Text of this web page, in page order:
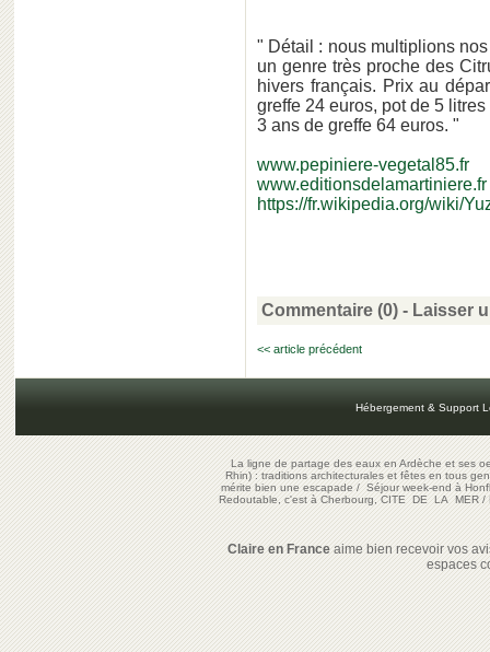
" Détail : nous multiplions
un genre très proche des
hivers français. Prix au
greffe 24 euros, pot de 5
3 ans de greffe 64 euros. "
www.pepiniere-vegetal85.fr
www.editionsdelamartiniere.fr
https://fr.wikipedia.org/wiki/
Commentaire (0) - Laisser
<< article précédent
Hébergement & Support
La ligne de partage des eaux en Ardèche et ses
Rhin) : traditions architecturales et fêtes en tous
mérite bien une escapade/Séjour week-end à
Redoutable, c'est à Cherbourg, CITE DE LA MER/
Claire en Franceaime bien recevoir vos
espaces